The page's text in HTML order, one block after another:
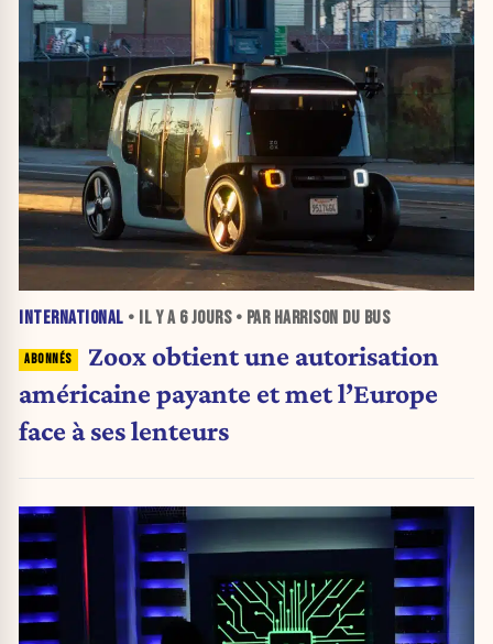
INTERNATIONAL • IL Y A 6 JOURS• PAR HARRISON DU BUS
Zoox obtient une autorisation
américaine payante et met l’Europe
face à ses lenteurs